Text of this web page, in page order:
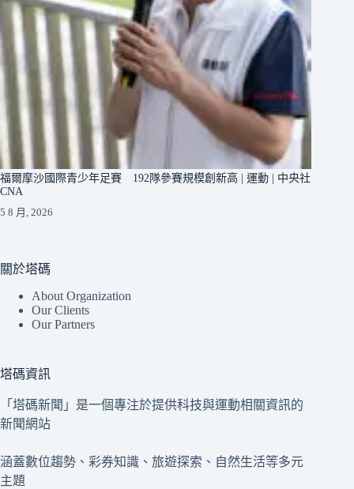
福爾摩沙國際青少年足賽 192隊參賽規模創新高 | 運動 | 中央社
CNA
5 8 月, 2026
關於塔碼
About Organization
Our Clients
Our Partners
塔碼資訊
「塔碼新聞」是一個專注於提供科技與運動相關資訊的
新聞網站
涵蓋數位趨勢、彩券知識、旅遊探索、自然生活等多元
主題